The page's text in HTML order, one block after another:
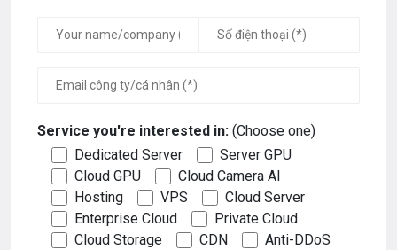
Service you're interested in: (Choose one)
Dedicated Server
Server GPU
Cloud GPU
Cloud Camera AI
Hosting
VPS
Cloud Server
Enterprise Cloud
Private Cloud
Cloud Storage
CDN
Anti-DDoS